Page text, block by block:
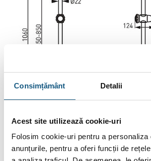
Consimțământ Detalii
Acest site utilizează cookie-uri
Folosim cookie-uri pentru a personaliza
anunțurile, pentru a oferi funcții de
Coloana de duș Ferro Squerto este